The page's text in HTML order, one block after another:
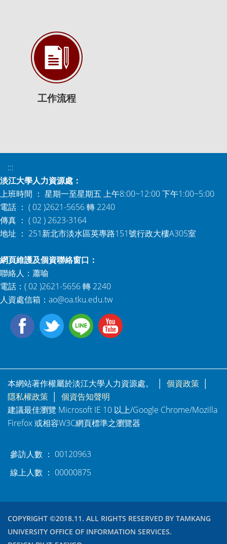
工作流程
:::
淡江大學人力資源處：
上班時間 ： 星期一至星期五 上午8:00~12:00 下午1:00~5:00
電話 ： ( 02 )2621-5656 轉 2240
傳真 ： ( 02 ) 2623-3164
地址 ： 251新北市淡水區英專路151號行政大樓A305室
網頁維護及個資聯絡窗口：
聯絡人：蕭喻
電話：( 02 )2621-5656 轉 2240
人資處信箱： ao@oa.tku.edu.tw
本網站著作權屬於淡江大學人力資源處。 │ 個資政策
隱私權政策
個資告知聲明
建議最佳瀏覽 Microsoft IE 10 以上/Google Chrome/Mozilla
Firefox 或相容W3C網頁標準之瀏覽器
參訪人數 ： 00120963
線上人數 ： 00000875
COPYRIGHT ©2018.11. ALL RIGHTS RESERVED BY TAMKANG
UNIVERSITY OFFICE OF INFORMATION SERVICES.